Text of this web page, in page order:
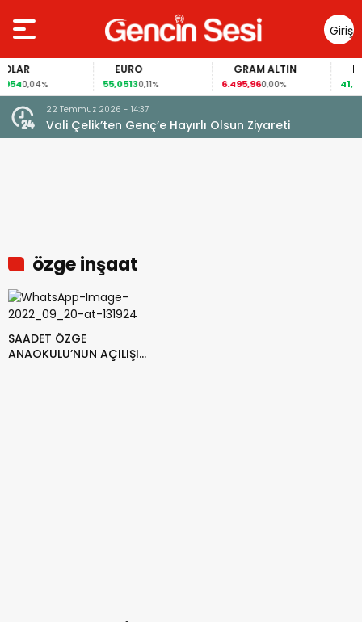
Giriş
Yap
0,04%
EURO
55,05130,11%
GRAM ALTIN
6.495,960,00%
FAİZ
41,57
22 Temmuz 2026 - 14:37
Vali Çelik’ten Genç’e Hayırlı Olsun Ziyareti
özge inşaat
SAADET ÖZGE
ANAOKULU’NUN AÇILIŞI